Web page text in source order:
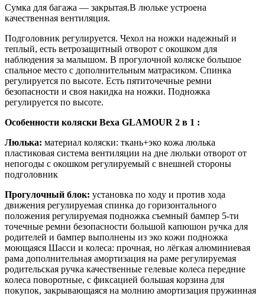
Сумка для багажа — закрытая.В люльке устроена
качественная вентиляция.
Подголовник регулируется. Чехол на ножки надежный и
теплый, есть ветрозащитный отворот с окошком для
наблюдения за малышом. В прогулочной коляске большое
спальное место с дополнительным матрасиком. Спинка
регулируется по высоте. Есть пятиточечные ремни
безопасности и своя накидка на ножки. Подножка
регулируется по высоте.
Особенности коляски Bexa GLAMOUR 2 в 1 :
Люлька: материал коляски: ткань+эко кожа люлька
пластиковая система вентиляции на дне люльки отворот от
непогоды с окошком регулируемый с внешней стороны
подголовник
Прогулочный блок: установка по ходу и против хода
движения регулируемая спинка до горизонтального
положения регулируемая подножка съемный бампер 5-ти
точечные ремни безопасности большой капюшон ручка для
родителей и бампер выполнены из эко кожи подножка
моющаяся Шасси и колеса: прочная, но лёгкая алюминиевая
рама дополнительная амортизация на раме регулируемая
родительская ручка качественные гелевые колеса передние
колеса поворотные, с фиксацией большая корзина для
покупок, закрывающаяся на молнию амортизация пружинная